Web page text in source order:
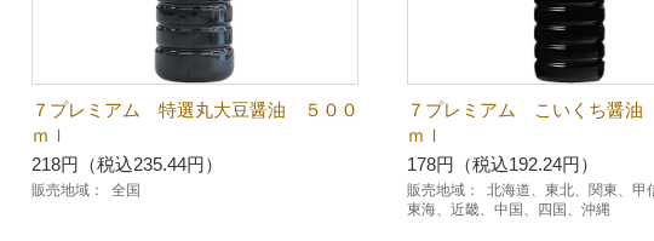
７プレミアム 特選丸大豆醤油 ５００
ｍｌ
218円（税込235.44円）
販売地域： 全国
７プレミアム こいくち醤油
ｍｌ
178円（税込192.24円）
販売地域：
北海道、東北、関東、甲
東海、近畿、中国、四国、沖縄